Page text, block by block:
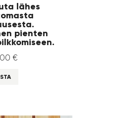
lähes
pienten
00 €